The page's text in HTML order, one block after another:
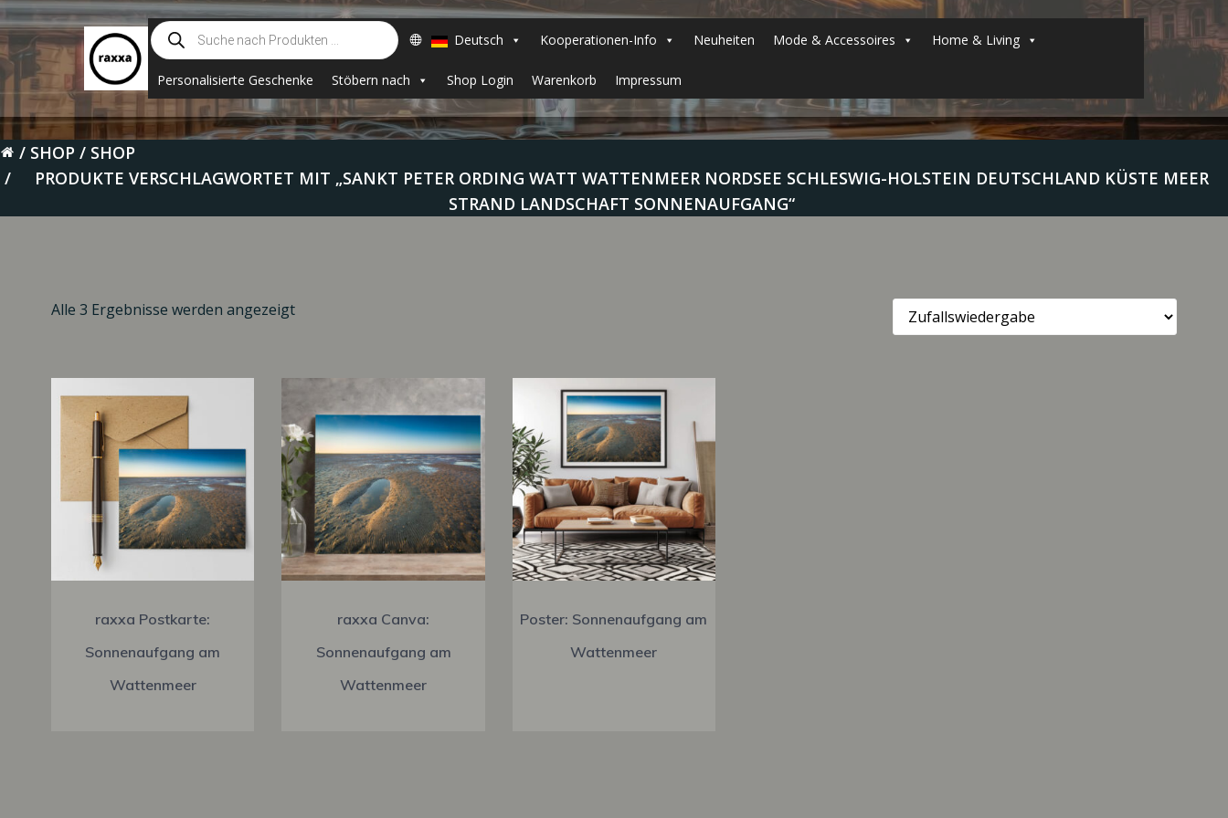
Zum
Inhalt
springen
Suche
nach
Produkten
Deutsch Kooperationen-Info Neuheiten Mode & Accessoires Home & Living
Personalisierte Geschenke Stöbern nach Shop Login Warenkorb Impressum
SHOP
SHOP
PRODUKTE VERSCHLAGWORTET MIT „SANKT PETER ORDING WATT WATTENMEER NORDSEE SCHLESWIG-HOLSTEIN DEUTSCHLAND KÜSTE MEER
STRAND LANDSCHAFT SONNENAUFGANG“
Alle 3 Ergebnisse werden angezeigt
raxxa Postkarte:
Sonnenaufgang am
Wattenmeer
raxxa Canva:
Sonnenaufgang am
Wattenmeer
Poster: Sonnenaufgang am
Wattenmeer